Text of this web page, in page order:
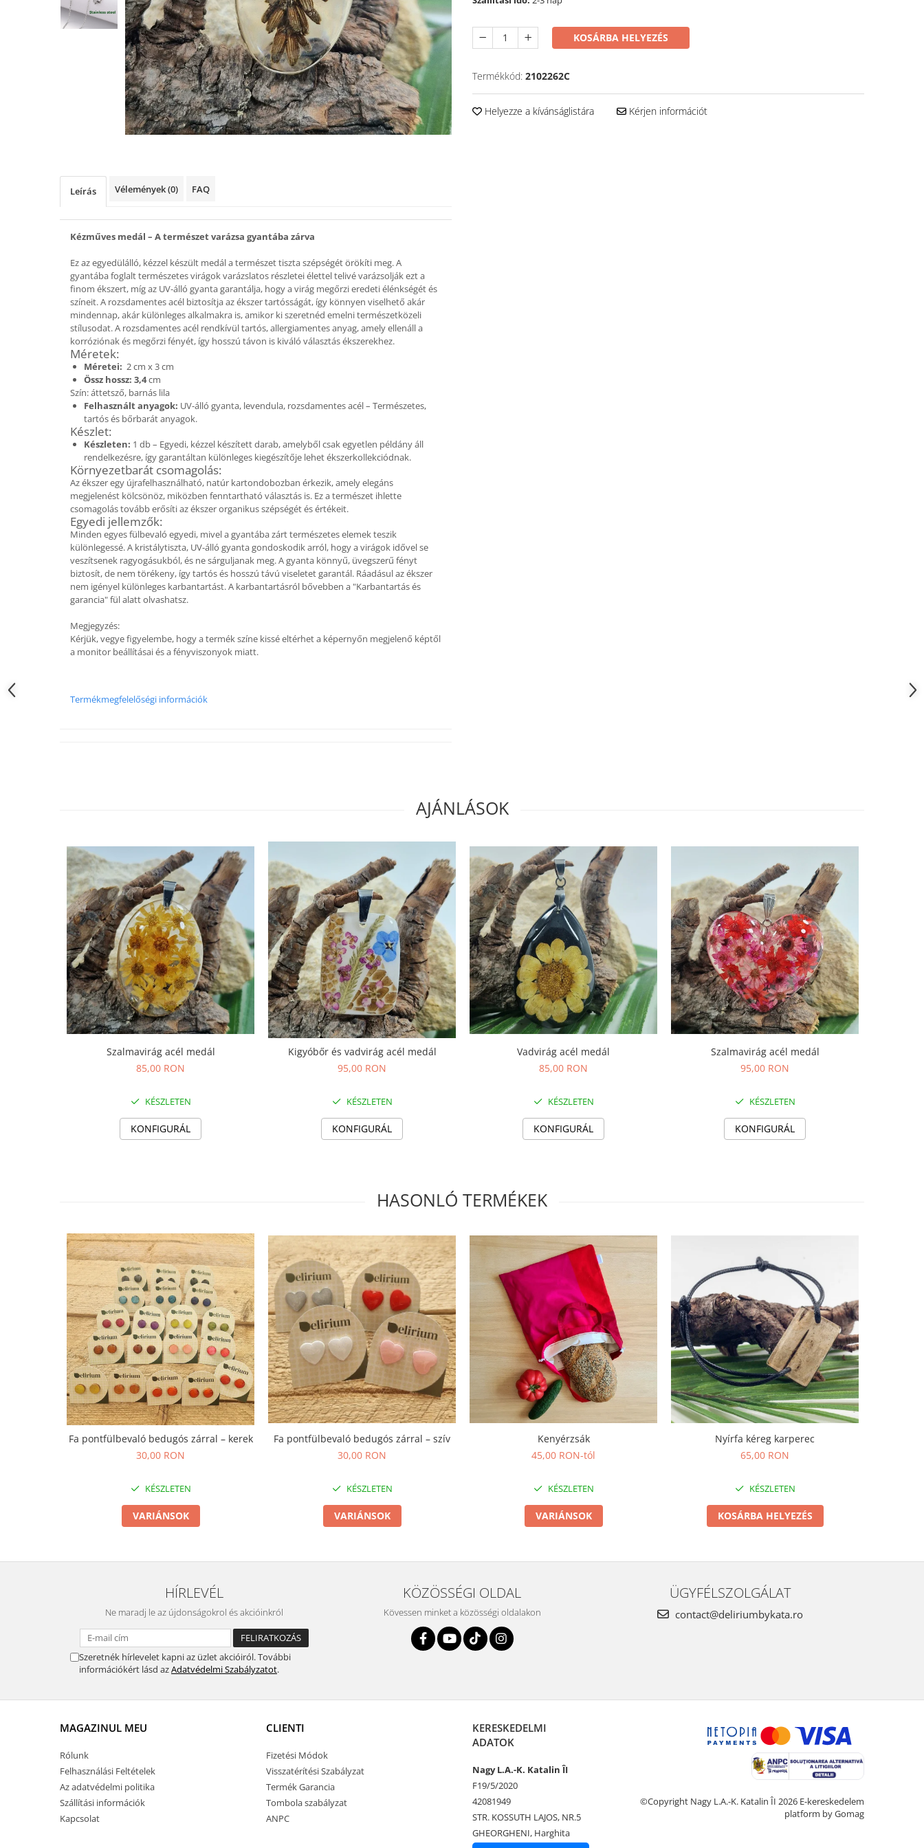
Nyaklánc / Medál
Nyaklánc / Medál
Nyaklánc / Medál
Fém ötvözet ékszerek
Nyaklánc / Medál
Gyöngy / Talizmán
Haj kiegészítők
Havasi gyopár ékszerek
Nyaklánc / Medál
Ásvány ékszerek
Nyaklánc / Medál
Nyaklánc / Medál
Környezettudatos termékek
Méhviaszos csomagoló
élelmiszereknek
Újraszalvéta szendvicsnek
Kozmetikai korong
Textil edény- és tányérhuzat
"NEM-papír" konyhai törlőkendő
KOSÁRBA HELYEZÉS
Termékkód: 2102262C
Helyezze a kívánságlistára Kérjen információt
Leírás Vélemények(0) FAQ
Kézműves medál – A természet varázsa gyantába zárva
Ez az egyedülálló, kézzel készült medál a természet tiszta szépségét örökíti meg. A
gyantába foglalt természetes virágok varázslatos részletei élettel telivé varázsolják ezt a
finom ékszert, míg az UV-álló gyanta garantálja, hogy a virág megőrzi eredeti élénkségét és
színeit. A rozsdamentes acél biztosítja az ékszer tartósságát, így könnyen viselhető akár
mindennap, akár különleges alkalmakra is, amikor ki szeretnéd emelni természetközeli
stílusodat. A rozsdamentes acél rendkívül tartós, allergiamentes anyag, amely ellenáll a
korróziónak és megőrzi fényét, így hosszú távon is kiváló választás ékszerekhez.
Méretek:
Méretei: 2 cm x 3 cm
Össz hossz: 3,4cm
Szín: áttetsző, barnás lila
Felhasznált anyagok: UV-álló gyanta, levendula, rozsdamentes acél – Természetes,
tartós és bőrbarát anyagok.
Készlet:
Készleten: 1 db – Egyedi, kézzel készített darab, amelyből csak egyetlen példány áll
rendelkezésre, így garantáltan különleges kiegészítője lehet ékszerkollekciódnak.
Környezetbarát csomagolás:
Az ékszer egy újrafelhasználható, natúr kartondobozban érkezik, amely elegáns
megjelenést kölcsönöz, miközben fenntartható választás is. Ez a természet ihlette
csomagolás tovább erősíti az ékszer organikus szépségét és értékeit.
Egyedi jellemzők:
Minden egyes fülbevaló egyedi, mivel a gyantába zárt természetes elemek teszik
különlegessé. A kristálytiszta, UV-álló gyanta gondoskodik arról, hogy a virágok idővel se
veszítsenek ragyogásukból, és ne sárguljanak meg. A gyanta könnyű, üvegszerű fényt
biztosít, de nem törékeny, így tartós és hosszú távú viseletet garantál. Ráadásul az ékszer
nem igényel különleges karbantartást. A karbantartásról bővebben a "Karbantartás és
garancia" fül alatt olvashatsz.
Megjegyzés:
Kérjük, vegye figyelembe, hogy a termék színe kissé eltérhet a képernyőn megjelenő képtől
a monitor beállításai és a fényviszonyok miatt.
Termékmegfelelőségi információk
AJÁNLÁSOK
Szalmavirág acél medál
85,00 RON
KÉSZLETEN
KONFIGURÁL
Kigyóbőr és vadvirág acél medál
95,00 RON
KÉSZLETEN
KONFIGURÁL
Vadvirág acél medál
85,00 RON
KÉSZLETEN
KONFIGURÁL
Szalmavirág acél medál
95,00 RON
KÉSZLETEN
KONFIGURÁL
HASONLÓ TERMÉKEK
Fa pontfülbevaló bedugós zárral – kerek
30,00 RON
KÉSZLETEN
VARIÁNSOK
Fa pontfülbevaló bedugós zárral – szív
30,00 RON
KÉSZLETEN
VARIÁNSOK
Kenyérzsák
45,00 RON-tól
KÉSZLETEN
VARIÁNSOK
Nyírfa kéreg karperec
65,00 RON
KÉSZLETEN
KOSÁRBA HELYEZÉS
HÍRLEVÉL
Ne maradj le az újdonságokrol és akcióinkról
Szeretnék hírlevelet kapni az üzlet akcióiról. További
információkért lásd azAdatvédelmi Szabályzatot.
KÖZÖSSÉGI OLDAL
Kövessen minket a közösségi oldalakon
ÜGYFÉLSZOLGÁLAT
contact@deliriumbykata.ro
MAGAZINUL MEU
Rólunk
Felhasználási Feltételek
Az adatvédelmi politika
Szállítási információk
Kapcsolat
CLIENTI
Fizetési Módok
Visszatérítési Szabályzat
Termék Garancia
Tombola szabályzat
ANPC
KERESKEDELMI
ADATOK
Nagy L.A.-K. Katalin ÎI
F19/5/2020
42081949
STR. KOSSUTH LAJOS, NR.5
GHEORGHENI, Harghita
©Copyright Nagy L.A.-K. Katalin ÎI 2026 E-kereskedelem
platform by Gomag